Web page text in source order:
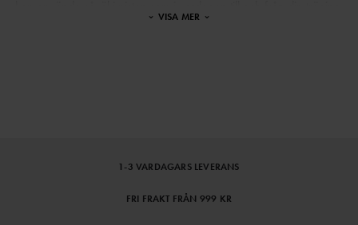
Plaggen är sannolikt de snyggaste, skönaste och tåligaste
Peak Performance har utövervinterjackoroch skidställ även många
dam som ger dig rätt look off-pist och i liften såväl som i din vardag,
⌄ VISA MER ⌄
1-3 VARDAGARS LEVERANS
FRI FRAKT FRÅN 999 KR